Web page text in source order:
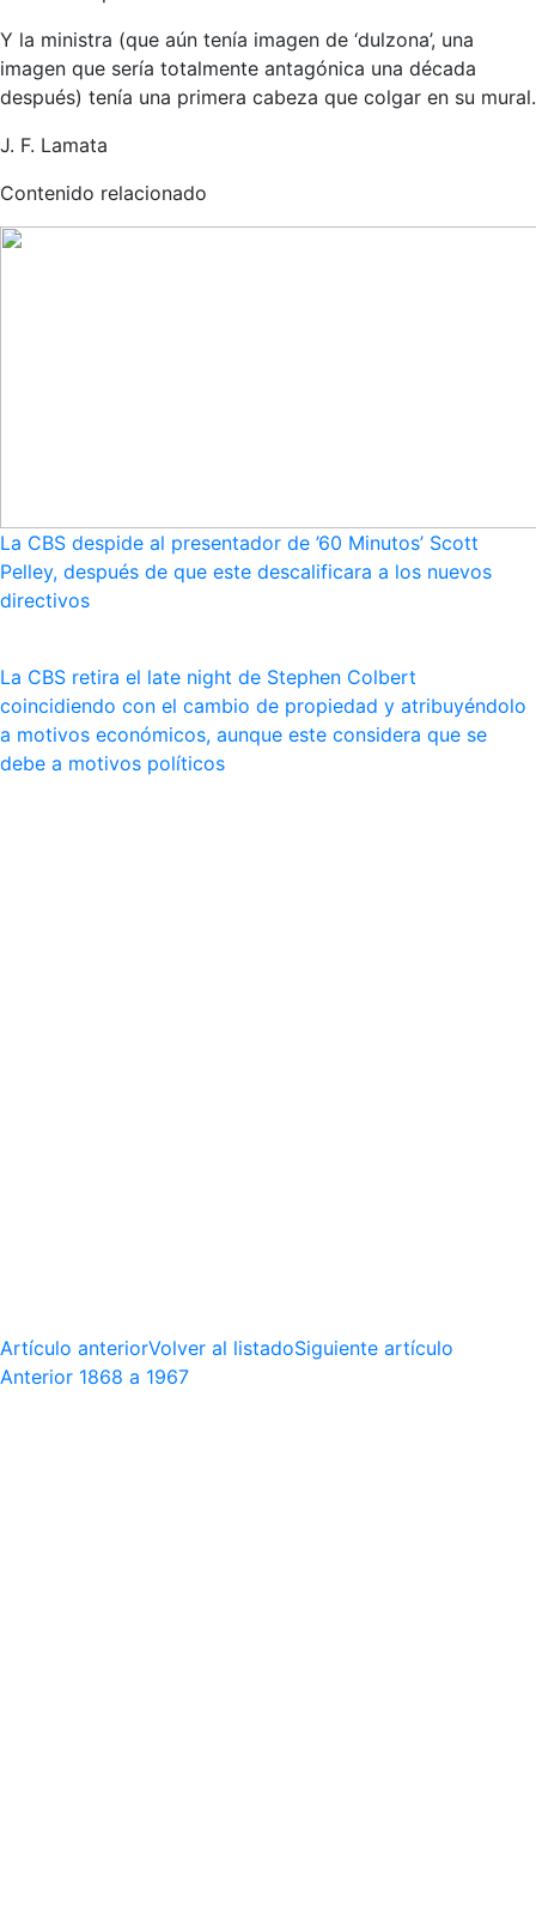
Y la ministra (que aún tenía imagen de ‘dulzona’, una
imagen que sería totalmente antagónica una década
después) tenía una primera cabeza que colgar en su mural.
J. F. Lamata
Contenido relacionado
La CBS despide al presentador de ’60 Minutos’ Scott
Pelley, después de que este descalificara a los nuevos
directivos
La CBS retira el late night de Stephen Colbert
coincidiendo con el cambio de propiedad y atribuyéndolo
a motivos económicos, aunque este considera que se
debe a motivos políticos
Artículo anteriorVolver al listadoSiguiente artículo
Anterior 1868 a 1967